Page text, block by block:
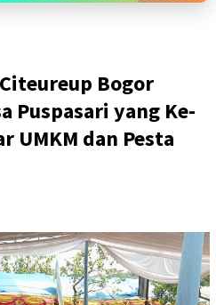
Bogor
Puspasari yang Ke-
UMKM dan Pesta